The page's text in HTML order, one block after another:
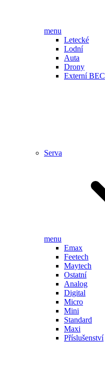
menu
Letecké
Lodní
Auta
Drony
Externí BEC
Serva
menu
Emax
Feetech
Maytech
Ostatní
Analog
Digital
Micro
Mini
Standard
Maxi
Příslušenství